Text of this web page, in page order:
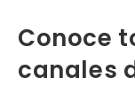
Conoce
canales